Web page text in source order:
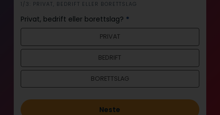
i
n
n
o
d
1/3: PRIVAT, BEDRIFT ELLER BORETTSLAG
Privat, bedrift eller borettslag? *
PRIVAT
BEDRIFT
BORETTSLAG
Neste